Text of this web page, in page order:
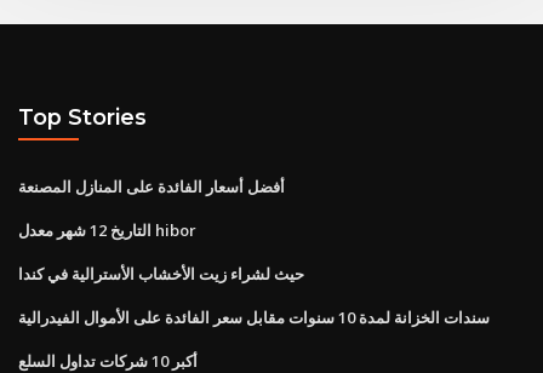
Top Stories
أفضل أسعار الفائدة على المنازل المصنعة
التاريخ 12 شهر معدل hibor
حيث لشراء زيت الأخشاب الأسترالية في كندا
سندات الخزانة لمدة 10 سنوات مقابل سعر الفائدة على الأموال الفيدرالية
أكبر 10 شركات تداول السلع